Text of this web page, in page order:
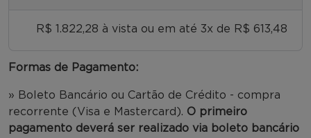
R$ 1.822,28 à vista ou em até 3x de R$ 613,48
Formas de Pagamento:
» Boleto Bancário ou Cartão de Crédito - compra
recorrente (Visa e Mastercard). O primeiro
pagamento deverá ser realizado via boleto bancário